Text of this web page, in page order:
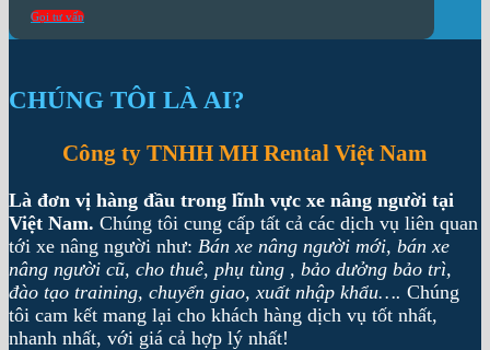
Gọi tư vấn
CHÚNG TÔI LÀ AI?
Công ty TNHH MH Rental Việt Nam
Là đơn vị hàng đầu trong lĩnh vực xe nâng người tại
Việt Nam. Chúng tôi cung cấp tất cả các dịch vụ liên quan
tới xe nâng người như: Bán xe nâng người mới, bán xe
nâng người cũ, cho thuê, phụ tùng , bảo dưởng bảo trì,
đào tạo training, chuyển giao, xuất nhập khẩu…. Chúng
tôi cam kết mang lại cho khách hàng dịch vụ tốt nhất,
nhanh nhất, với giá cả hợp lý nhất!